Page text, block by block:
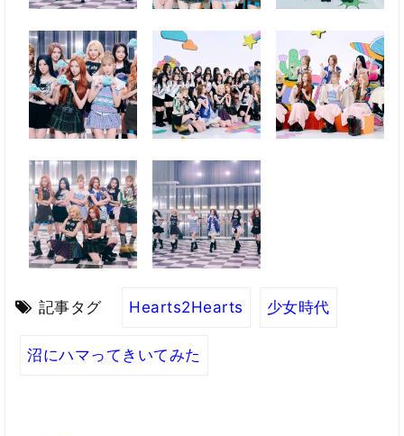
記事タグ Hearts2Hearts 少女時代
沼にハマってきいてみた